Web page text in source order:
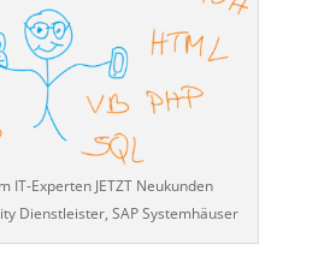
IT-Experten JETZT Neukunden
Dienstleister, SAP Systemhäuser